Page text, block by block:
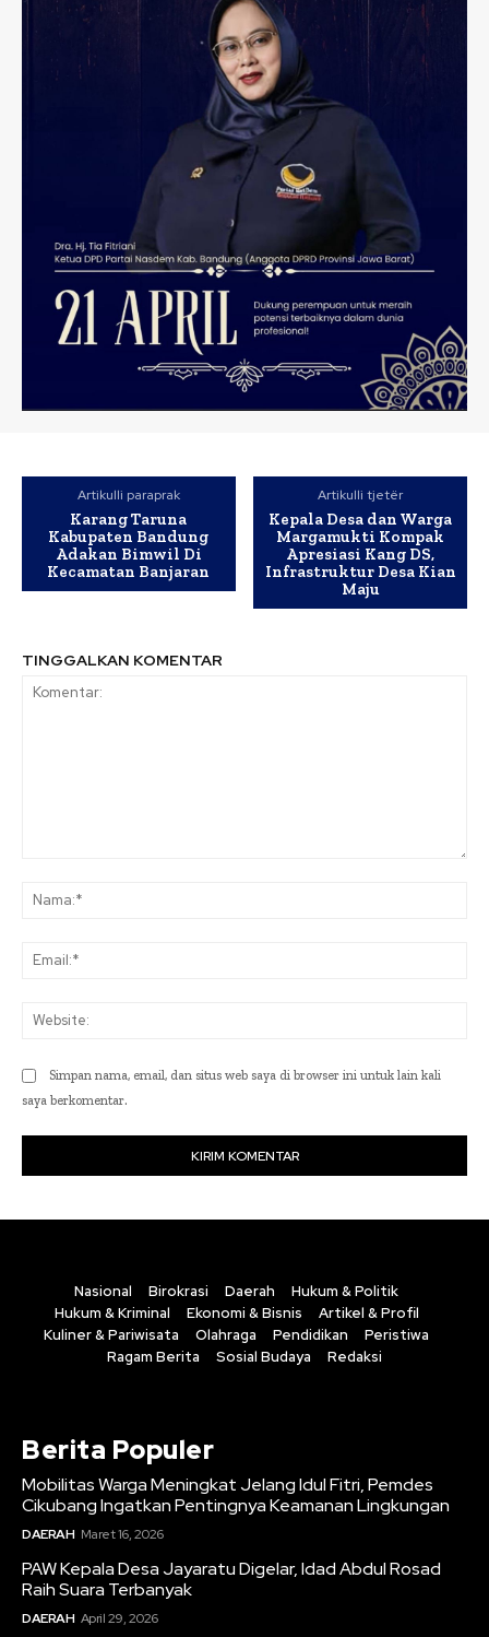
Artikulli paraprak
Karang Taruna
Kabupaten Bandung
Adakan Bimwil Di
Kecamatan Banjaran
Artikulli tjetër
Kepala Desa dan Warga
Margamukti Kompak
Apresiasi Kang DS,
Infrastruktur Desa Kian
Maju
TINGGALKAN KOMENTAR
Simpan nama, email, dan situs web saya di browser ini untuk lain kali
saya berkomentar.
Nasional Birokrasi Daerah
Hukum & Politik
Hukum & Kriminal
Ekonomi & Bisnis
Artikel & Profil
Kuliner & Pariwisata
Olahraga Pendidikan
Peristiwa
Ragam Berita
Sosial Budaya Redaksi
Berita Populer
Mobilitas Warga Meningkat Jelang Idul Fitri, Pemdes
Cikubang Ingatkan Pentingnya Keamanan Lingkungan
DAERAH Maret 16, 2026
PAW Kepala Desa Jayaratu Digelar, Idad Abdul Rosad
Raih Suara Terbanyak
DAERAH April 29, 2026